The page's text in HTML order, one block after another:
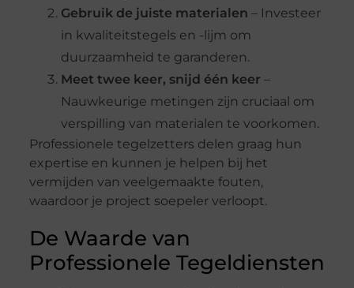
Gebruik de juiste materialen – Investeer
in kwaliteitstegels en -lijm om
duurzaamheid te garanderen.
Meet twee keer, snijd één keer –
Nauwkeurige metingen zijn cruciaal om
verspilling van materialen te voorkomen.
Professionele tegelzetters delen graag hun
expertise en kunnen je helpen bij het
vermijden van veelgemaakte fouten,
waardoor je project soepeler verloopt.
De Waarde van
Professionele Tegeldiensten